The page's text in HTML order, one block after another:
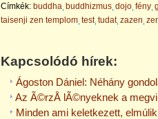
Címkék: buddha buddhizmus dojo fény
taisenji zen templom test tudat zazen
Kapcsolódó hírek:
Ágoston Dániel: Néhány
Az Ã©rzÅ lÃ©nyeknek a
Minden ami keletkezett, elmúlik